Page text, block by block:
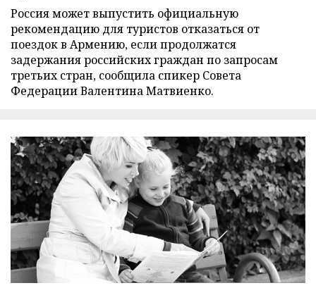
Россия может выпустить официальную
рекомендацию для туристов отказаться от
поездок в Армению, если продолжатся
задержания российских граждан по запросам
третьих стран, сообщила спикер Совета
Федерации Валентина Матвиенко.